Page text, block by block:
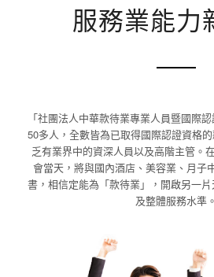
服務業能力
「社團法人中華款待業專業人員暨國際
50多人，全數皆為已取得國際認證資格
乏有業界中的資深人員以及高階主管。
會當天，將與國內酒店、美容業、月子
書，相信定能為「款待業」，開啟另一
及整體服務水準。